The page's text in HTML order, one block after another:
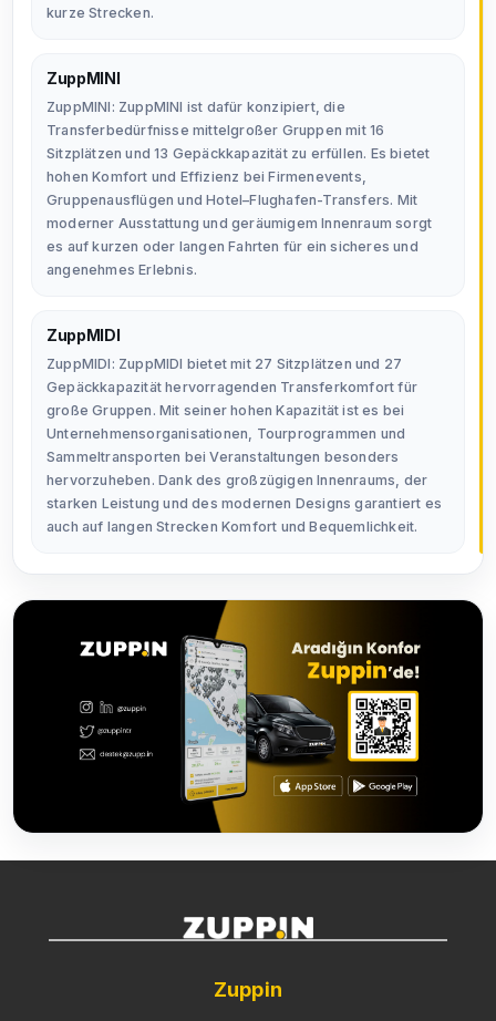
kurze Strecken.
ZuppMINI
ZuppMINI: ZuppMINI ist dafür konzipiert, die
Transferbedürfnisse mittelgroßer Gruppen mit 16
Sitzplätzen und 13 Gepäckkapazität zu erfüllen. Es bietet
hohen Komfort und Effizienz bei Firmenevents,
Gruppenausflügen und Hotel–Flughafen-Transfers. Mit
moderner Ausstattung und geräumigem Innenraum sorgt
es auf kurzen oder langen Fahrten für ein sicheres und
angenehmes Erlebnis.
ZuppMIDI
ZuppMIDI: ZuppMIDI bietet mit 27 Sitzplätzen und 27
Gepäckkapazität hervorragenden Transferkomfort für
große Gruppen. Mit seiner hohen Kapazität ist es bei
Unternehmensorganisationen, Tourprogrammen und
Sammeltransporten bei Veranstaltungen besonders
hervorzuheben. Dank des großzügigen Innenraums, der
starken Leistung und des modernen Designs garantiert es
auch auf langen Strecken Komfort und Bequemlichkeit.
Zuppin